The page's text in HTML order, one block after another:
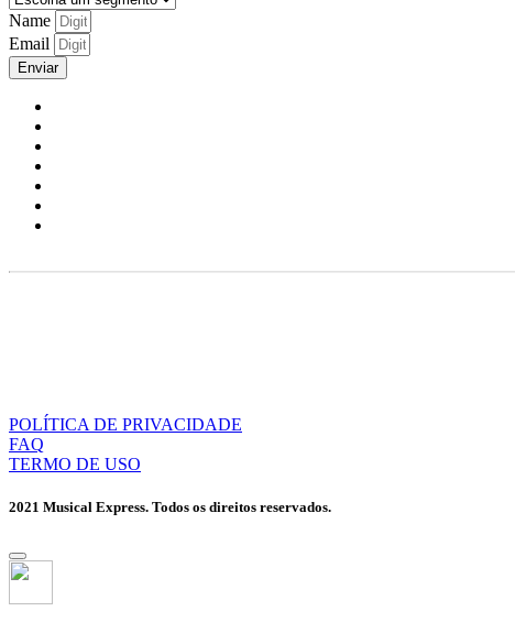
Name
Email
Enviar
POLÍTICA DE PRIVACIDADE
FAQ
TERMO DE USO
2021 Musical Express. Todos os direitos reservados.